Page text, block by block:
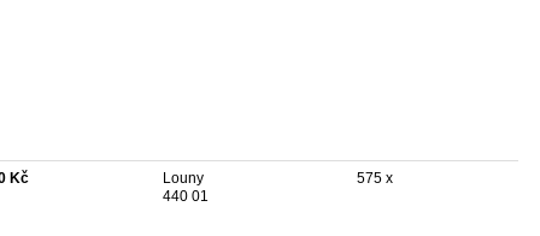
Kč
Louny
440 01
575 x